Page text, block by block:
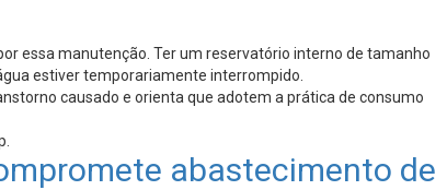
essa manutenção. Ter um reservatório interno de tamanho
estiver temporariamente interrompido.
causado e orienta que adotem a prática de consumo
abastecimento de